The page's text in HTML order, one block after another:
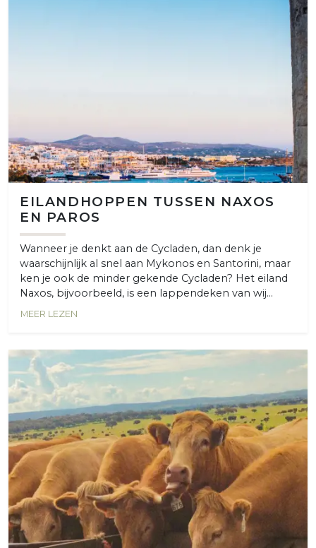
EILANDHOPPEN TUSSEN NAXOS
EN PAROS
Wanneer je denkt aan de Cycladen, dan denk je
waarschijnlijk al snel aan Mykonos en Santorini, maar
ken je ook de minder gekende Cycladen? Het eiland
Naxos, bijvoorbeeld, is een lappendeken van wij...
MEER LEZEN